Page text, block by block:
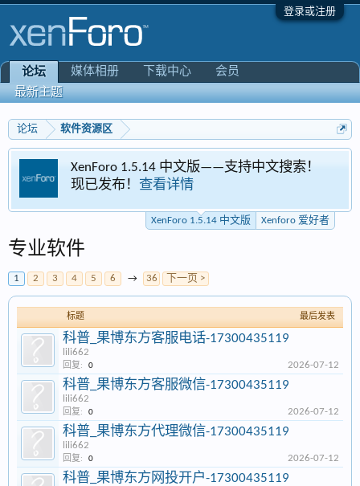
登录或注册
论坛 软件资源区
XenForo 1.5.14 中文版——支持中文搜索！
现已发布！ 查看详情
XenForo 1.5.14 中文版 Xenforo 爱好者
专业软件
1 2 3 4 5 6 → 36 下一页 >
标题 最后发表
科普_果博东方客服电话-17300435119
lili662
回复: 0 2026-07-12
科普_果博东方客服微信-17300435119
lili662
回复: 0 2026-07-12
科普_果博东方代理微信-17300435119
lili662
回复: 0 2026-07-12
科普_果博东方网投开户-17300435119
论坛
最新主题
媒体相册 下载中心 会员